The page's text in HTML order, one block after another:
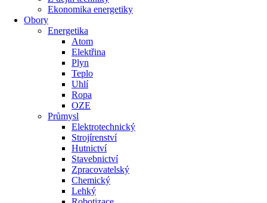
Ekonomika energetiky
Obory
Energetika
Atom
Elektřina
Plyn
Teplo
Uhlí
Ropa
OZE
Průmysl
Elektrotechnický
Strojírenství
Hutnictví
Stavebnictví
Zpracovatelský
Chemický
Lehký